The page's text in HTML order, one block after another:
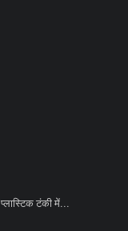
प्लास्टिक टंकी में...